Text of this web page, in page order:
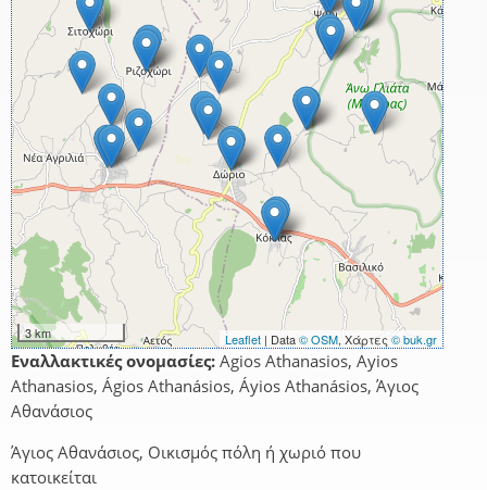
3 km Leaflet | Data© OSM, Χάρτες © buk.gr
Εναλλακτικές ονομασίες: Agios Athanasios, Ayios
Athanasios, Ágios Athanásios, Áyios Athanásios, Άγιος
Αθανάσιος
Άγιος Αθανάσιος, Οικισμός πόλη ή χωριό που
κατοικείται